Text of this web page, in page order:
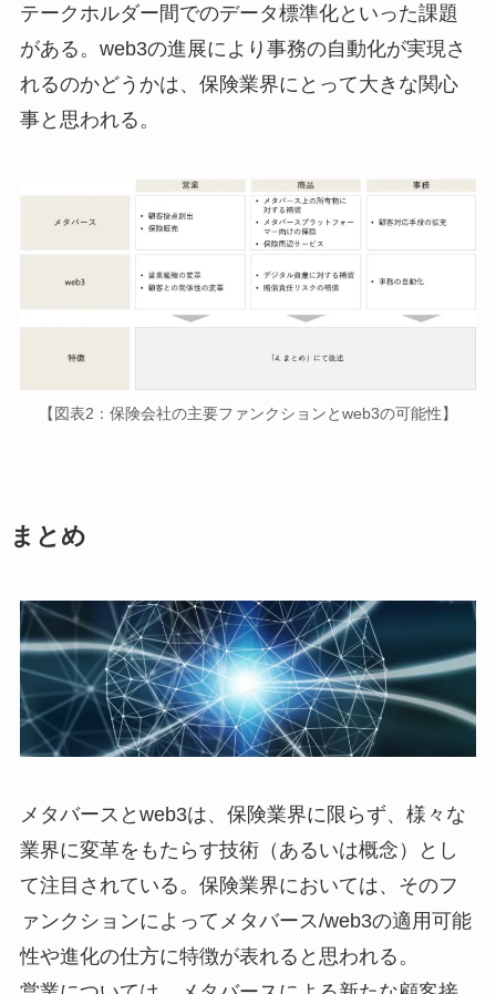
テークホルダー間でのデータ標準化といった課題
がある。web3の進展により事務の自動化が実現さ
れるのかどうかは、保険業界にとって大きな関心
事と思われる。
【図表2：保険会社の主要ファンクションとweb3の可能性】
まとめ
メタバースとweb3は、保険業界に限らず、様々な
業界に変革をもたらす技術（あるいは概念）とし
て注目されている。保険業界においては、そのフ
ァンクションによってメタバース/web3の適用可能
性や進化の仕方に特徴が表れると思われる。